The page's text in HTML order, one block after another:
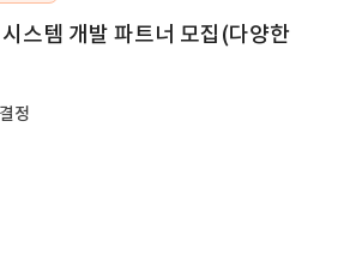
스템 개발 파트너 모집(다양한
정